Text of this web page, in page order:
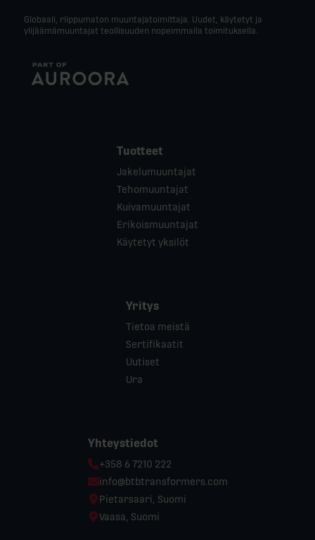
Globaali, riippumaton muuntajatoimittaja. Uudet, käytetyt ja
ylijäämämuuntajat teollisuuden nopeimmalla toimituksella.
Tuotteet
Jakelumuuntajat
Tehomuuntajat
Kuivamuuntajat
Erikoismuuntajat
Käytetyt yksilöt
Yritys
Tietoa meistä
Sertifikaatit
Uutiset
Ura
Yhteystiedot
Phone:
+358 6 7210 222
Email:
info@btbtransformers.com
Location:
Pietarsaari, Suomi
Location:
Vaasa, Suomi